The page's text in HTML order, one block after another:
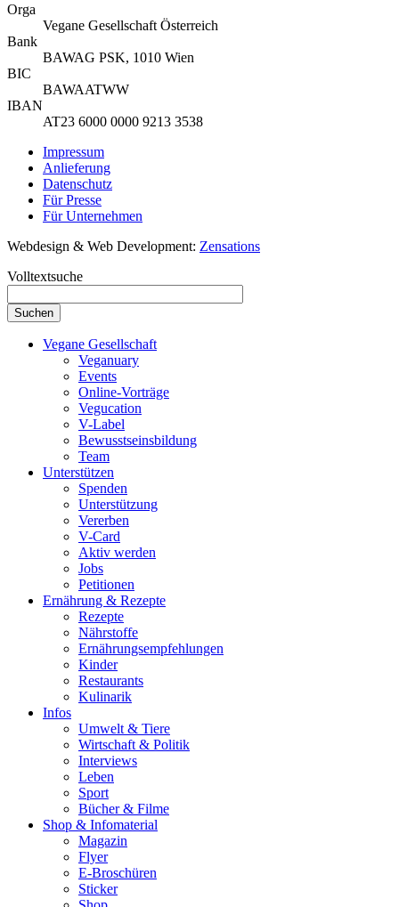
Orga
Vegane Gesellschaft Österreich
Bank
BAWAG PSK, 1010 Wien
BIC
BAWAATWW
IBAN
AT23 6000 0000 9213 3538
Impressum
Anlieferung
Datenschutz
Für Presse
Für Unternehmen
Webdesign & Web Development: Zensations
Volltextsuche
Vegane Gesellschaft
Veganuary
Events
Online-Vorträge
Vegucation
V-Label
Bewusstseinsbildung
Team
Unterstützen
Spenden
Unterstützung
Vererben
V-Card
Aktiv werden
Jobs
Petitionen
Ernährung & Rezepte
Rezepte
Nährstoffe
Ernährungsempfehlungen
Kinder
Restaurants
Kulinarik
Infos
Umwelt & Tiere
Wirtschaft & Politik
Interviews
Leben
Sport
Bücher & Filme
Shop & Infomaterial
Magazin
Flyer
E-Broschüren
Sticker